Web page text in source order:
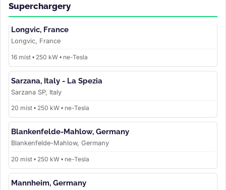
Superchargery
Longvic, France
Longvic, France
16 míst • 250 kW • ne-Tesla
Sarzana, Italy - La Spezia
Sarzana SP, Italy
20 míst • 250 kW • ne-Tesla
Blankenfelde-Mahlow, Germany
Blankenfelde-Mahlow, Germany
20 míst • 250 kW • ne-Tesla
Mannheim, Germany